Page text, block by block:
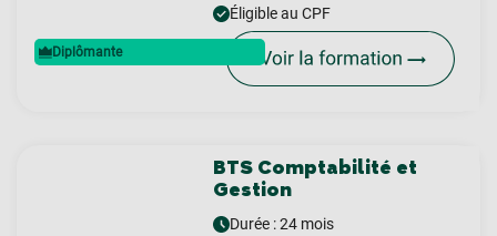
Diplômante
Éligible au CPF
BTS Comptabilité et
Gestion
Durée : 24 mois